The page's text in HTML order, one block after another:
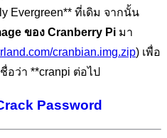
Evergreen** ที่เดิม จากนั้น
ของ Cranberry Pi มา
cranbian.img.zip) เพื่อ
อว่า **cranpi ต่อไป
Password